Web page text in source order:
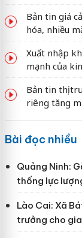
Bản tin giá
hóa, nhiều
Xuất nhập
mạnh của
Bản tin thị
riêng tăng
Bài đọc nhiều
Quảng Ninh:
thống lực
Lào Cai: Xã
trưởng cho